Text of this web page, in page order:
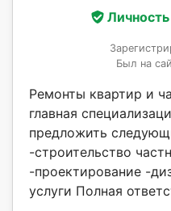
Был на
Ремонты квартир и
главная
предложить
-строительство
-проектирование -
услуги Полная